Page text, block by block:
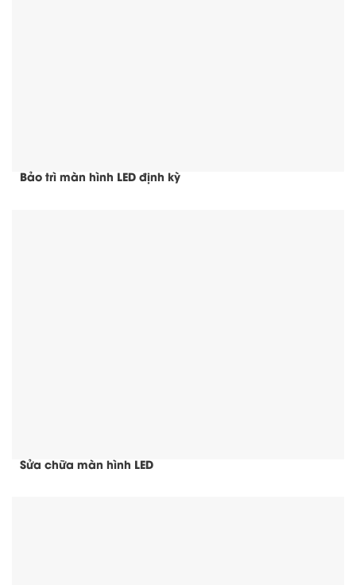
Bảo trì màn hình LED định kỳ
Sửa chữa màn hình LED